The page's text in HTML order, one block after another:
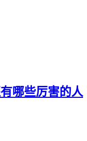
哪些厉害的人